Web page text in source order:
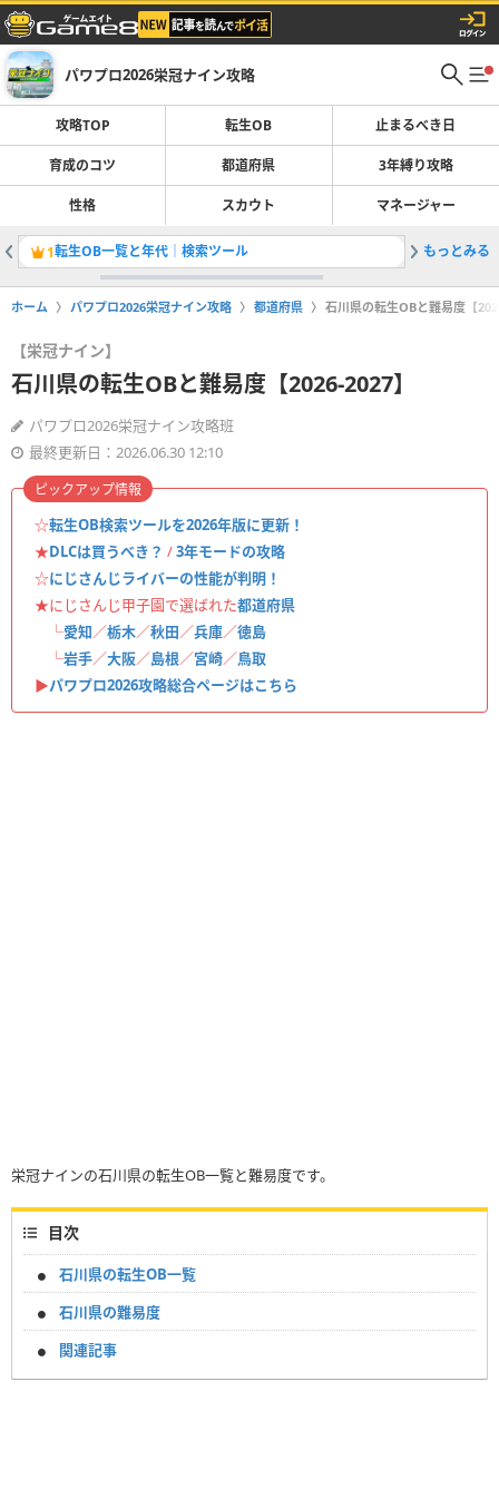
パワプロ2026栄冠ナイン攻略
攻略TOP 転生OB 止まるべき日
育成のコツ 都道府県 3年縛り攻略
性格 スカウト マネージャー
1転生OB一覧と年代｜検索ツール 2止まる
もっとみる
ホーム パワプロ2026栄冠ナイン攻略 都道府県 石川県の転生OBと難易度【
【栄冠ナイン】
石川県の転生OBと難易度【2026-2027】
パワプロ2026栄冠ナイン攻略班
最終更新日：2026.06.30 12:10
☆転生OB検索ツールを2026年版に更新！
★DLCは買うべき？ /3年モードの攻略
☆にじさんじライバーの性能が判明！
★にじさんじ甲子園で選ばれた都道府県
└愛知／栃木／秋田／兵庫／徳島
└岩手／大阪／島根／宮崎／鳥取
▶︎パワプロ2026攻略総合ページはこちら
ピックアップ情報
栄冠ナインの石川県の転生OB一覧と難易度です。
目次
石川県の転生OB一覧
石川県の難易度
関連記事